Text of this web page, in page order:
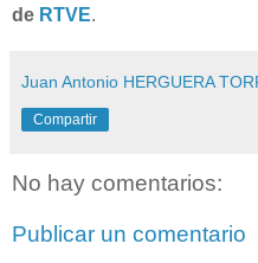
de RTVE.
Juan Antonio HERGUERA
Compartir
No hay comentarios:
Publicar un comentario